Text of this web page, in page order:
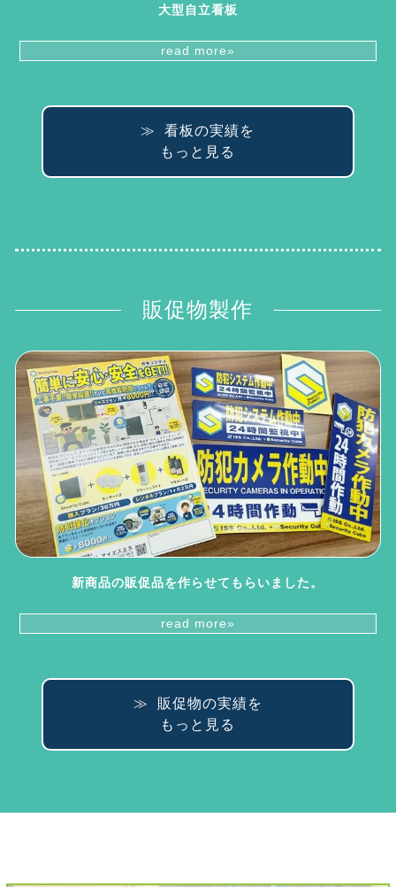
大型自立看板
read more»
≫ 看板の実績を
もっと見る
販促物製作
新商品の販促品を作らせてもらいました。
read more»
≫ 販促物の実績を
もっと見る